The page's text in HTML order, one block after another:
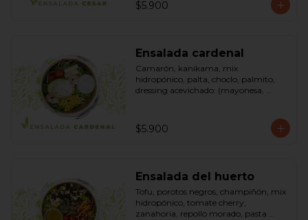
$5.900
Ensalada cardenal
Camarón, kanikama, mix
hidropónico, palta, choclo, palmito,
dressing acevichado: (mayonesa,
$5.900
Ensalada del huerto
Tofu, porotos negros, champiñón, mix
hidropónico, tomate cherry,
zanahoria, repollo morado, pasta